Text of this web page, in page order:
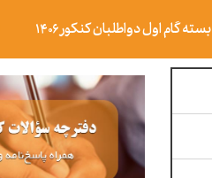
بسته گام اول دواطلبان کنکور ۱۴۰۶